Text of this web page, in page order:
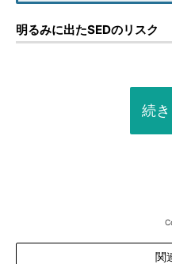
明るみに出たSEDのリスク
続
関